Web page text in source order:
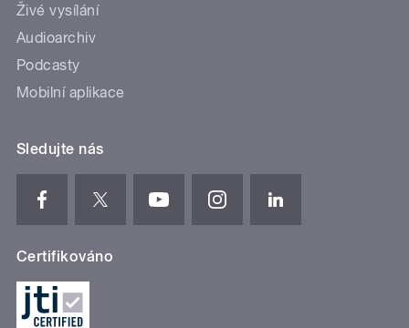
Živé vysílání
Audioarchiv
Podcasty
Mobilní aplikace
Sledujte nás
Certifikováno